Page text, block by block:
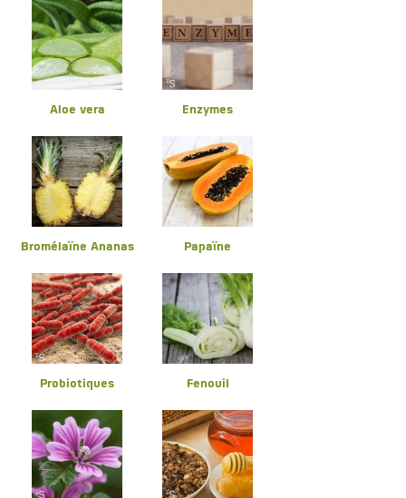
Aloe vera Enzymes
Bromélaïne Ananas Papaïne
Probiotiques Fenouil